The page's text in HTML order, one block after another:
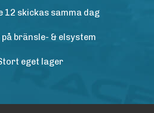
12 skickas samma dag
bränsle- & elsystem
eget lager